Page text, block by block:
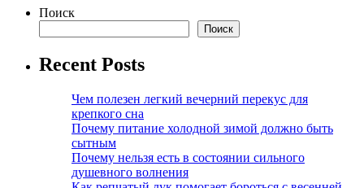
Поиск
Поиск
Recent Posts
Чем полезен легкий вечерний перекус для
крепкого сна
Почему питание холодной зимой должно быть
сытным
Почему нельзя есть в состоянии сильного
душевного волнения